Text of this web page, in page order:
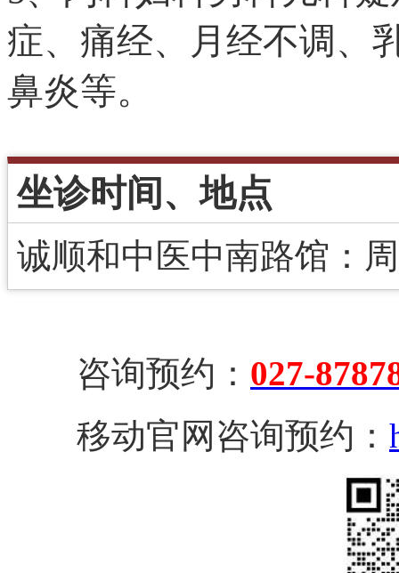
症、痛经、月经不调、
鼻炎等。
坐诊时间、地点
诚顺和中医中南路馆：
咨询预约： 027-
移动官网咨询预约：